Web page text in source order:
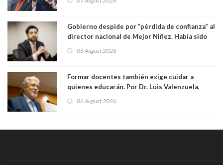
Gobierno despide por “pérdida de confianza” al
director nacional de Mejor Niñez. Había sido
06 August 2026
Formar docentes también exige cuidar a
quienes educarán. Por Dr. Luis Valenzuela,
Académicos U. Católica Silva Henríquez
06 August 2026